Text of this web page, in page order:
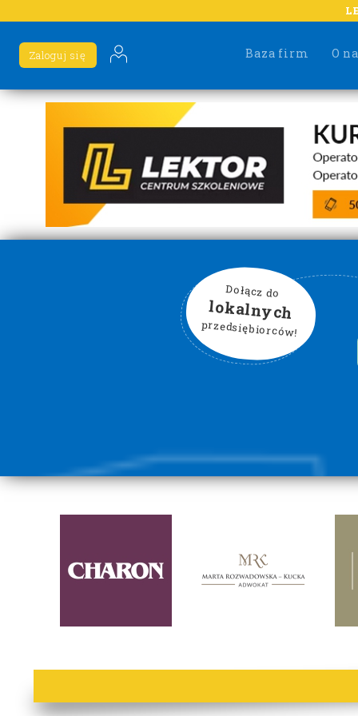
Baza firm O
Zaloguj się
Dołącz do
lokalnych
przedsiębiorców!
lorem ipsum